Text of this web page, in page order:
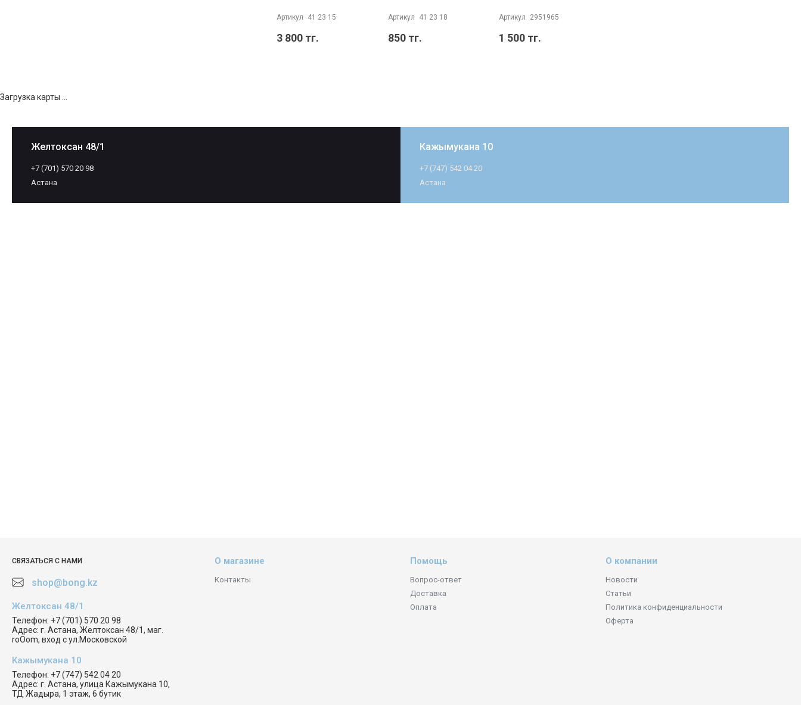
Артикул 41 23 15
3 800 тг.
Артикул 41 23 18
850 тг.
Артикул 2951965
1 500 тг.
Желтоксан 48/1
+7 (701) 570 20 98
Астана
Кажымукана 10
+7 (747) 542 04 20
Астана
Загрузка карты ...
СВЯЗАТЬСЯ С НАМИ
shop@bong.kz
Желтоксан 48/1
Телефон: +7 (701) 570 20 98
Адрес: г. Астана, Желтоксан 48/1, маг.
roOom, вход с ул.Московской
Кажымукана 10
Телефон: +7 (747) 542 04 20
Адрес: г. Астана, улица Кажымукана 10,
ТД Жадыра, 1 этаж, 6 бутик
О магазине
Контакты
Помощь
Вопрос-ответ
Доставка
Оплата
О компании
Новости
Статьи
Политика конфиденциальности
Оферта